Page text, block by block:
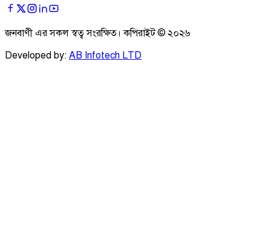
জনবাণী এর সকল স্বত্ব সংরক্ষিত। কপিরাইট © ২০২৬
Developed by: AB Infotech LTD